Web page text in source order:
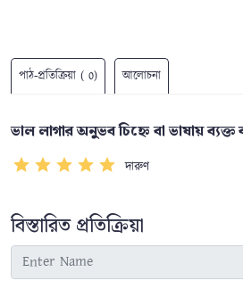
পাঠ-প্রতিক্রিয়া ( 0) আলোচনা
ভাল লাগার অনুভব চিহ্নে বা ভাষায়
দারুণ
বিস্তারিত প্রতিক্রিয়া